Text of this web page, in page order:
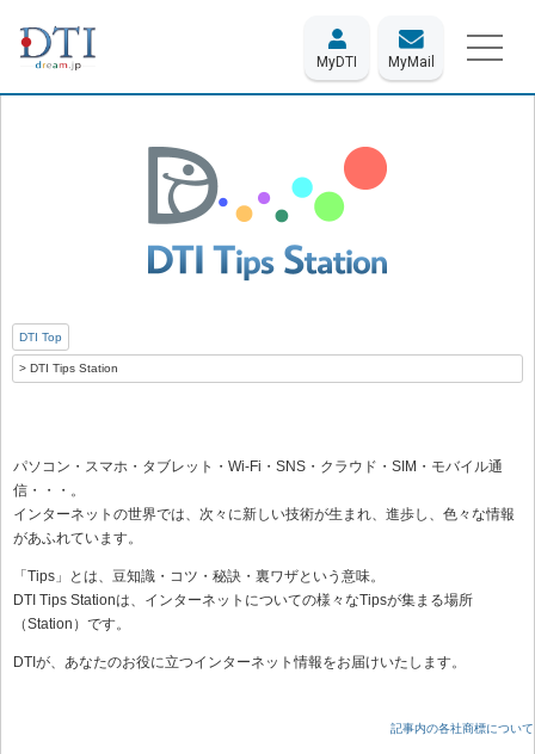
MyDTI MyMail
DTI Top
DTI Tips Station
パソコン・スマホ・タブレット・Wi-Fi・SNS・クラウド・SIM・モバイル通
信・・・。
インターネットの世界では、次々に新しい技術が生まれ、進歩し、色々な情報
があふれています。
「Tips」とは、豆知識・コツ・秘訣・裏ワザという意味。
DTI Tips Stationは、インターネットについての様々なTipsが集まる場所
（Station）です。
DTIが、あなたのお役に立つインターネット情報をお届けいたします。
記事内の各社商標について